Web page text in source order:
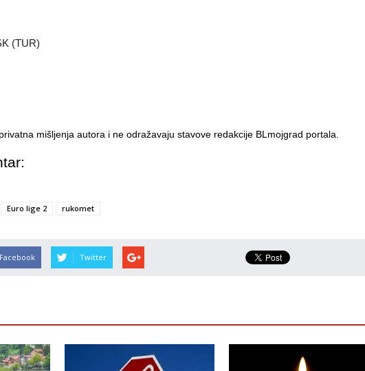
(TUR)
mišljenja autora i ne odražavaju stavove redakcije BLmojgrad portala.
Euro lige 2 rukomet
Facebook Twitter